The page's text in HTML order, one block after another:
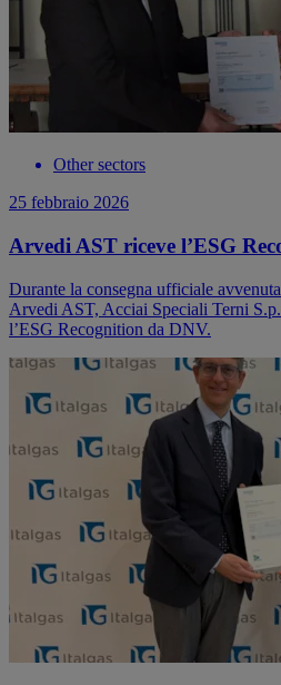
Other sectors
25 febbraio 2026
Arvedi AST riceve l’ESG
Durante la consegna ufficiale
Arvedi AST, Acciai Speciali Terni
l’ESG Recognition da DNV.